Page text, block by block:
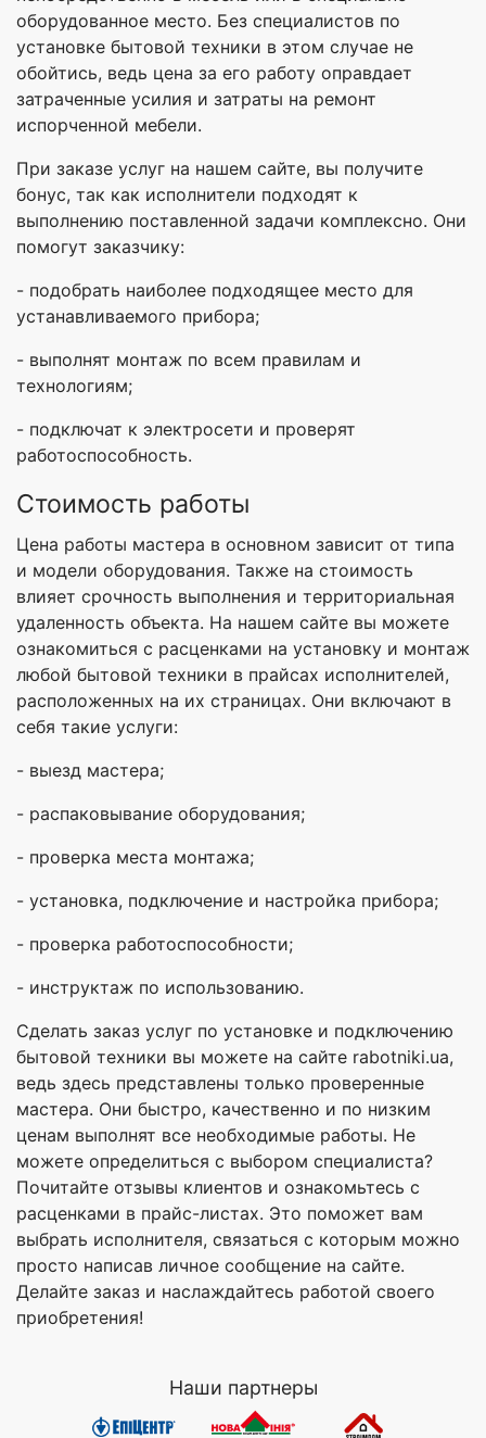
оборудованное место. Без специалистов по
установке бытовой техники в этом случае не
обойтись, ведь цена за его работу оправдает
затраченные усилия и затраты на ремонт
испорченной мебели.
При заказе услуг на нашем сайте, вы получите
бонус, так как исполнители подходят к
выполнению поставленной задачи комплексно. Они
помогут заказчику:
- подобрать наиболее подходящее место для
устанавливаемого прибора;
- выполнят монтаж по всем правилам и
технологиям;
- подключат к электросети и проверят
работоспособность.
Стоимость работы
Цена работы мастера в основном зависит от типа
и модели оборудования. Также на стоимость
влияет срочность выполнения и территориальная
удаленность объекта. На нашем сайте вы можете
ознакомиться с расценками на установку и монтаж
любой бытовой техники в прайсах исполнителей,
расположенных на их страницах. Они включают в
себя такие услуги:
- выезд мастера;
- распаковывание оборудования;
- проверка места монтажа;
- установка, подключение и настройка прибора;
- проверка работоспособности;
- инструктаж по использованию.
Сделать заказ услуг по установке и подключению
бытовой техники вы можете на сайте rabotniki.ua,
ведь здесь представлены только проверенные
мастера. Они быстро, качественно и по низким
ценам выполнят все необходимые работы. Не
можете определиться с выбором специалиста?
Почитайте отзывы клиентов и ознакомьтесь с
расценками в прайс-листах. Это поможет вам
выбрать исполнителя, связаться с которым можно
просто написав личное сообщение на сайте.
Делайте заказ и наслаждайтесь работой своего
приобретения!
Наши партнеры